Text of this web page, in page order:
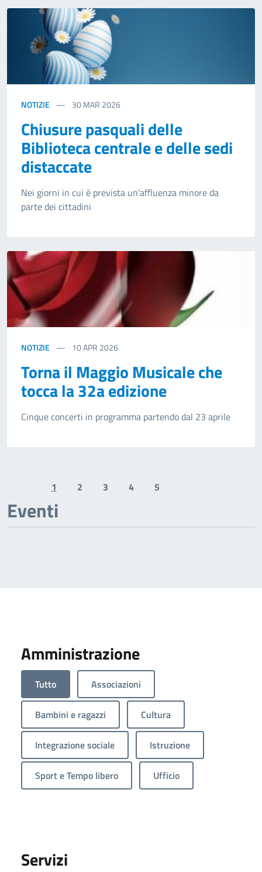
NOTIZIE 30MAR 2026
Chiusure pasquali delle
Biblioteca centrale e delle sedi
distaccate
Nei giorni in cui è prevista un'affluenza minore da
parte dei cittadini
NOTIZIE 10APR 2026
Torna il Maggio Musicale che
tocca la 32a edizione
Cinque concerti in programma partendo dal 23 aprile
Previous page
1 2 3 4 5
Eventi
Amministrazione
Tutto Associazioni
Bambini e ragazzi Cultura
Integrazione sociale Istruzione
Sport e Tempo libero Ufficio
Servizi